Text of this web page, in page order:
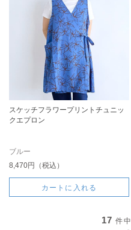
スケッチフラワープリントチュニッ
クエプロン
ブルー
8,470円（税込）
カートに入れる
17 件中